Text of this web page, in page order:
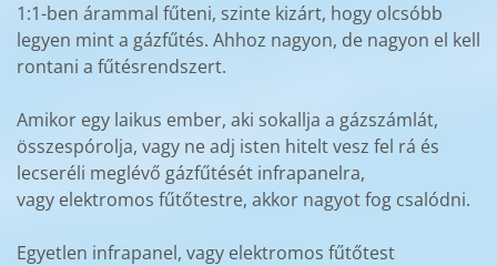
1:1-ben árammal fűteni, szinte kizárt, hogy olcsóbb
legyen mint a gázfűtés. Ahhoz nagyon, de nagyon el kell
rontani a fűtésrendszert.
Amikor egy laikus ember, aki sokallja a gázszámlát,
összespórolja, vagy ne adj isten hitelt vesz fel rá és
lecseréli meglévő gázfűtését infrapanelra,
vagy elektromos fűtőtestre, akkor nagyot fog csalódni.
Egyetlen infrapanel, vagy elektromos fűtőtest